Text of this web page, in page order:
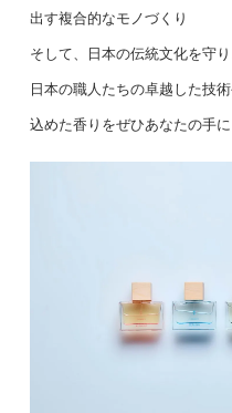
出す複合的なモノづくり
そして、日本の伝統文化を守
日本の職人たちの卓越した技
込めた香りをぜひあなたの手に